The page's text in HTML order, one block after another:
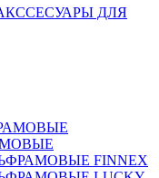
ДЛЯ
FINNEX